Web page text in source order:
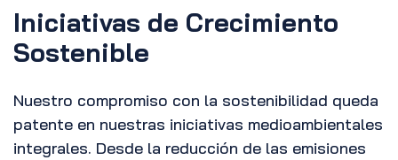
Iniciativas de Crecimiento
Sostenible
Nuestro compromiso con la sostenibilidad queda
patente en nuestras iniciativas medioambientales
integrales. Desde la reducción de las emisiones